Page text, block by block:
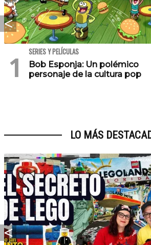
SERIES Y PELÍCULAS
Bob Esponja: Un polémico
personaje de la cultura pop
LO MÁS